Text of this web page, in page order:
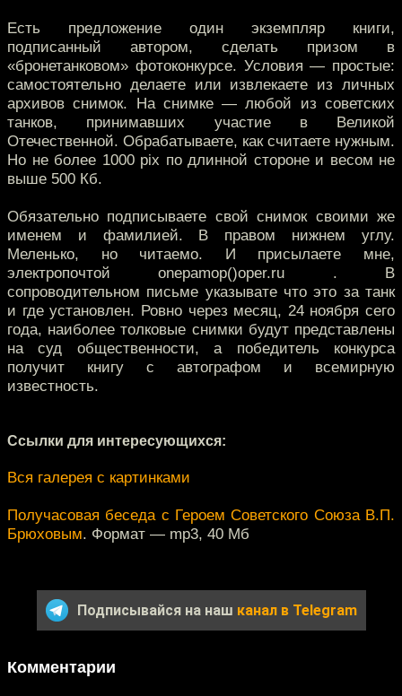
Есть предложение один экземпляр книги,
подписанный автором, сделать призом в
«бронетанковом» фотоконкурсе. Условия — простые:
самостоятельно делаете или извлекаете из личных
архивов снимок. На снимке — любой из советских
танков, принимавших участие в Великой
Отечественной. Обрабатываете, как считаете нужным.
Но не более 1000 pix по длинной стороне и весом не
выше 500 Кб.
Обязательно подписываете свой снимок своими же
именем и фамилией. В правом нижнем углу.
Меленько, но читаемо. И присылаете мне,
электропочтой onepamop()oper.ru . В
сопроводительном письме указывате что это за танк
и где установлен. Ровно через месяц, 24 ноября сего
года, наиболее толковые снимки будут представлены
на суд общественности, а победитель конкурса
получит книгу с автографом и всемирную
известность.
Ссылки для интересующихся:
Вся галерея с картинками
Получасовая беседа с Героем Советского Союза В.П.
Брюховым. Формат — mp3, 40 Мб
Подписывайся на наш канал в Telegram
Комментарии